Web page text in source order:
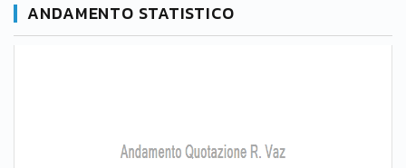
ANDAMENTO STATISTICO